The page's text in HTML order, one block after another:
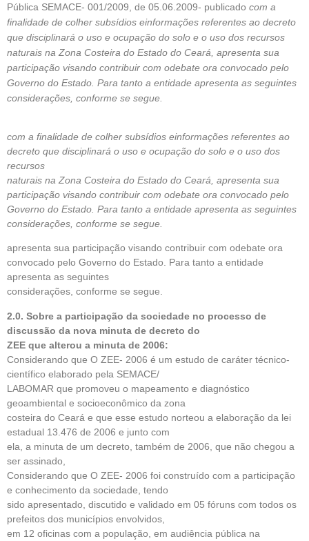
Pública SEMACE- 001/2009, de 05.06.2009- publicado com a
finalidade de colher subsídios einformações referentes ao decreto
que disciplinará o uso e ocupação do solo e o uso dos recursos
naturais na Zona Costeira do Estado do Ceará, apresenta sua
participação visando contribuir com odebate ora convocado pelo
Governo do Estado. Para tanto a entidade apresenta as seguintes
considerações, conforme se segue.
com a finalidade de colher subsídios einformações referentes ao
decreto que disciplinará o uso e ocupação do solo e o uso dos
recursos
naturais na Zona Costeira do Estado do Ceará, apresenta sua
participação visando contribuir com odebate ora convocado pelo
Governo do Estado. Para tanto a entidade apresenta as seguintes
considerações, conforme se segue.
apresenta sua participação visando contribuir com odebate ora
convocado pelo Governo do Estado. Para tanto a entidade
apresenta as seguintes
considerações, conforme se segue.
2.0. Sobre a participação da sociedade no processo de
discussão da nova minuta de decreto do
ZEE que alterou a minuta de 2006:
Considerando que O ZEE- 2006 é um estudo de caráter técnico-
científico elaborado pela SEMACE/
LABOMAR que promoveu o mapeamento e diagnóstico
geoambiental e socioeconômico da zona
costeira do Ceará e que esse estudo norteou a elaboração da lei
estadual 13.476 de 2006 e junto com
ela, a minuta de um decreto, também de 2006, que não chegou a
ser assinado,
Considerando que O ZEE- 2006 foi construído com a participação
e conhecimento da sociedade, tendo
sido apresentado, discutido e validado em 05 fóruns com todos os
prefeitos dos municípios envolvidos,
em 12 oficinas com a população, em audiência pública na